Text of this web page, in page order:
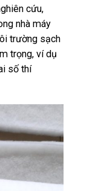
cứu,
nhà máy
trường sạch
trọng, ví dụ
số thí